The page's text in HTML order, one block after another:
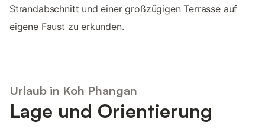
Strandabschnitt und einer großzügigen Terrasse auf
eigene Faust zu erkunden.
Urlaub in Koh Phangan
Lage und Orientierung